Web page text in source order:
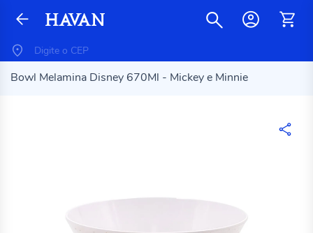
Bowl Melamina Disney 670Ml - Mickey e Minnie